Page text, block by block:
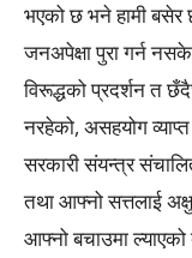
भएको छ भने हामी
जनअपेक्षा पुरा गर्न
विरूद्धको प्रदर्शन त
नरहेको, असहयोग
सरकारी संयन्त्र
तथा आफ्नो सत्तलाई
आफ्नो बचाउमा